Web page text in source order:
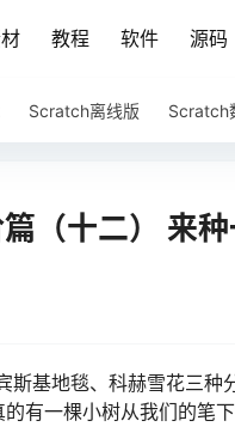
教程 软件 源码
Scratch离线版 Scratch
（十二） 来
基地毯、科赫雪花三种
有一棵小树从我们的笔